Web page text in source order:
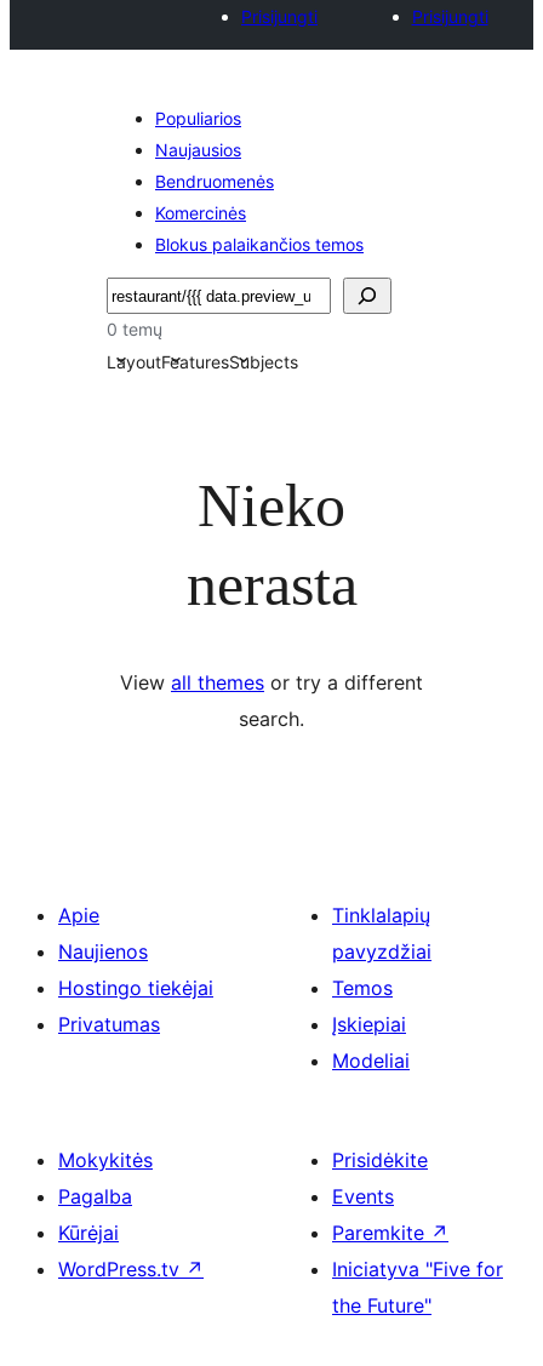
Prisijungti
Prisijungti
Populiarios
Naujausios
Bendruomenės
Komercinės
Blokus palaikančios temos
Paieška
0 temų
LayoutFeaturesSubjects
Nieko
nerasta
View all themes or try a different
search.
Apie
Naujienos
Hostingo tiekėjai
Privatumas
Tinklalapių
pavyzdžiai
Temos
Įskiepiai
Modeliai
Mokykitės
Pagalba
Kūrėjai
WordPress.tv ↗
Prisidėkite
Events
Paremkite ↗
Iniciatyva "Five for
the Future"